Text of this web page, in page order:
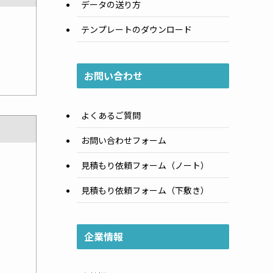
データの送り方
テンプレートのダウンロード
お問い合わせ
よくあるご質問
お問い合わせフォーム
見積もり依頼フォーム（ノート）
見積もり依頼フォーム（下敷き）
企業情報